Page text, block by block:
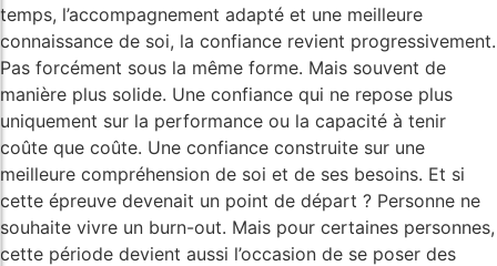
temps, l’accompagnement adapté et une meilleure
connaissance de soi, la confiance revient progressivement.
Pas forcément sous la même forme. Mais souvent de
manière plus solide. Une confiance qui ne repose plus
uniquement sur la performance ou la capacité à tenir
coûte que coûte. Une confiance construite sur une
meilleure compréhension de soi et de ses besoins. Et si
cette épreuve devenait un point de départ ? Personne ne
souhaite vivre un burn-out. Mais pour certaines personnes,
cette période devient aussi l’occasion de se poser des